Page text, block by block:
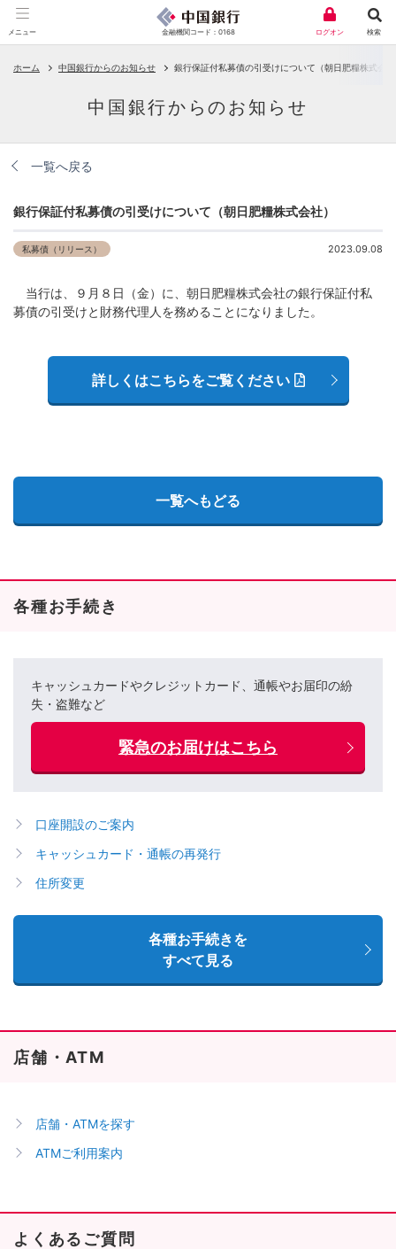
金融機関コード：0168
メニュー 検索
ログオン
ホーム 中国銀行からのお知らせ 銀行保証付私募債の引受けについて（朝日肥糧株式会
中国銀行からのお知らせ
一覧へ戻る
銀行保証付私募債の引受けについて（朝日肥糧株式会社）
私募債（リリース） 2023.09.08
当行は、９月８日（金）に、朝日肥糧株式会社の銀行保証付私
募債の引受けと財務代理人を務めることになりました。
詳しくはこちらをご覧ください
一覧へもどる
各種お手続き
キャッシュカードやクレジットカード、通帳やお届印の紛
失・盗難など
緊急のお届けはこちら
口座開設のご案内
キャッシュカード・通帳の再発行
住所変更
各種お手続きを
すべて見る
店舗・ATM
店舗・ATMを探す
ATMご利用案内
よくあるご質問